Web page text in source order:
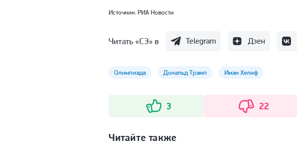
Источник: РИА Новости
Читать «СЭ» в Telegram Дзен
Олимпиада Дональд Трамп Иман Хелиф
3 22
Читайте также